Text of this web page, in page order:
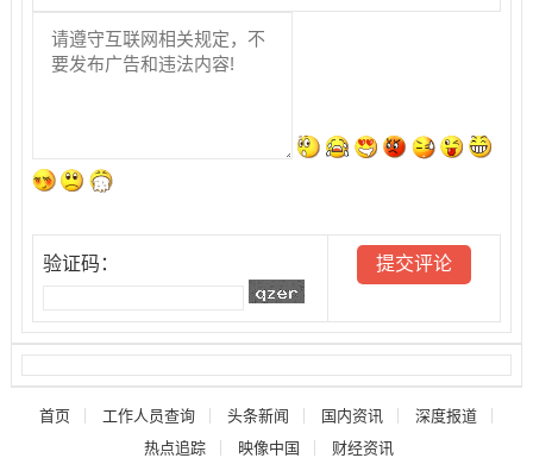
验证码：
首页 工作人员查询 头条新闻 国内资讯
深度报道
热点追踪
映像中国 财经资讯